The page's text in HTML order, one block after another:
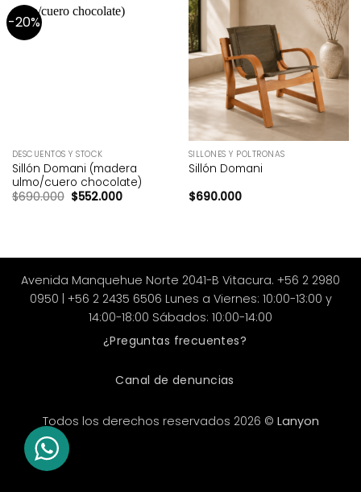
-20%
DESCUENTOS Y STOCK
Sillón Domani (madera
ulmo/cuero chocolate)
$690.000 El precio original era: $690.000.
$552.000El precio actual es: $552.000.
SILLONES Y POLTRONAS
Sillón Domani
$690.000
Avenida Manquehue Norte 2041-B Vitacura. +56 2 2980
0950 | +56 2 2435 6506 Lunes a Viernes: 10:00-13:00 y
14:00-18:00 Sábados: 10:00-14:00
¿Preguntas frecuentes?
Canal de denuncias
Todos los derechos reservados 2026 © Lanyon